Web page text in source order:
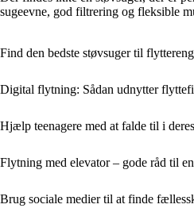
sugeevne, god filtrering og fleksible
Find den bedste støvsuger til
Digital flytning: Sådan udnytter
Hjælp teenagere med at falde til i
Flytning med elevator – gode råd til
Brug sociale medier til at finde